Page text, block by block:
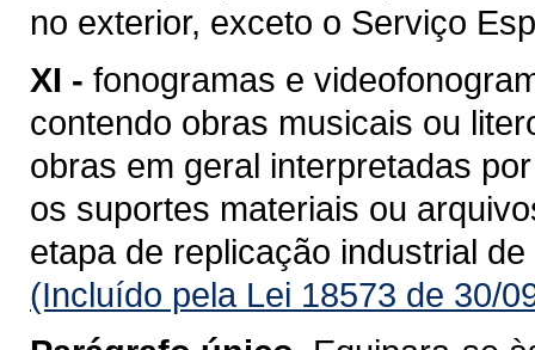
no exterior, exceto o Serviço
XI - fonogramas e
contendo obras musicais ou
obras em geral interpretadas
os suportes materiais ou
etapa de replicação industrial
(Incluído pela Lei 18573 de 30/